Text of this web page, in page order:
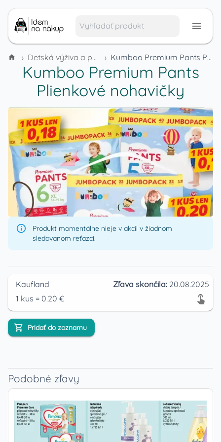
› Detská výživa a potreby pre deti › Kumboo Premium Pants Plienkové nohavičky
Kumboo Premium Pants
Plienkové nohavičky
Produkt momentálne nieje v akcii v žiadnom
sledovanom reťazci.
Kaufland Zľava skončila: 20.08.2025
1 kus = 0.20 €
Pridať do zoznamu
Podobné zľavy